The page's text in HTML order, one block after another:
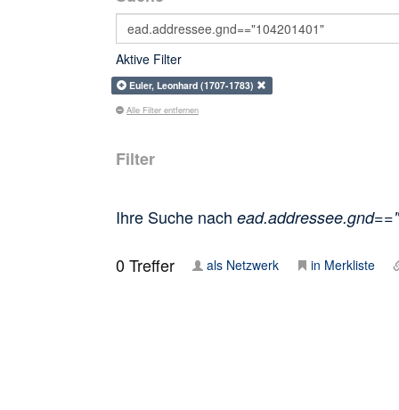
Aktive Filter
Euler, Leonhard (1707-1783)
Alle Filter entfernen
Filter
Ihre Suche nach
0Treffer als Netzwerk in Merkliste